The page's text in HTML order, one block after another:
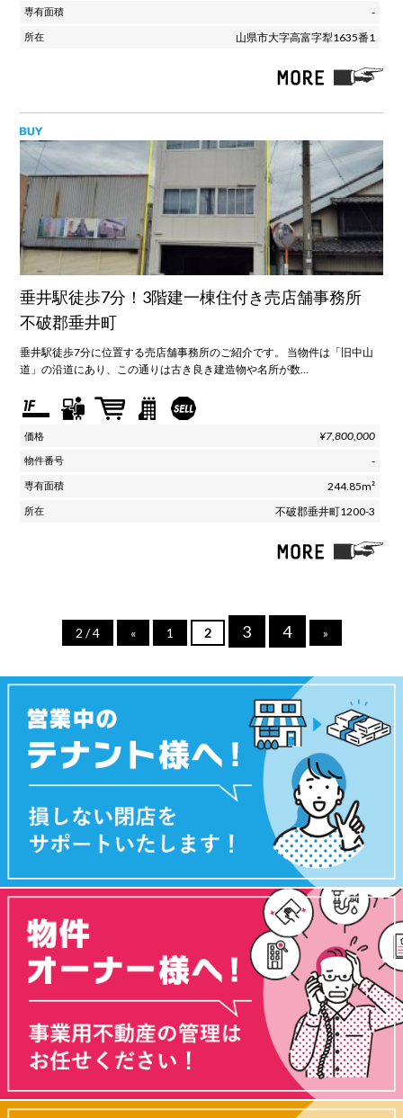
-
山県市大字高富字犁1635番1
垂井駅徒歩7分！3階建一棟住付き売店舗事務所
不破郡垂井町
垂井駅徒歩7分に位置する売店舗事務所のご紹介です。 当物件は「旧中山
道」の沿道にあり、この通りは古き良き建造物や名所が数…
¥7,800,000
-
244.85m²
不破郡垂井町1200-3
2 / 4 « 1 2 3 4 »